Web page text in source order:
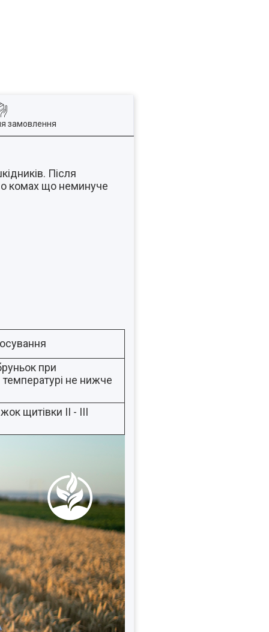
замовлення
Після
комах що неминуче
при
не нижче
щитівки II - III